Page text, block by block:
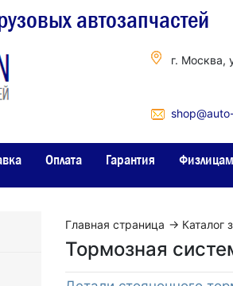
автозапчастей
г. Москва,
Оплата Гарантия Физлицам
Главная страница → Каталог
Тормозная